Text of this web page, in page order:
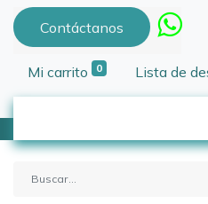
Contáctanos
Mi carrito 0 Lista de